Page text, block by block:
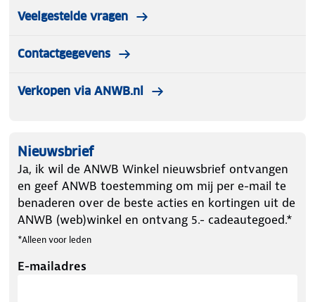
Veelgestelde vragen
Contactgegevens
Verkopen via ANWB.nl
Nieuwsbrief
Ja, ik wil de ANWB Winkel nieuwsbrief ontvangen
en geef ANWB toestemming om mij per e-mail te
benaderen over de beste acties en kortingen uit de
ANWB (web)winkel en ontvang 5.- cadeautegoed.*
*Alleen voor leden
E-mailadres